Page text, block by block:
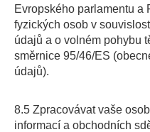
Evropského parlamentu a
fyzických osob v
údajů a o volném pohybu
směrnice 95/46/ES
údajů).
8.5 Zpracovávat vaše
informací a obchodních